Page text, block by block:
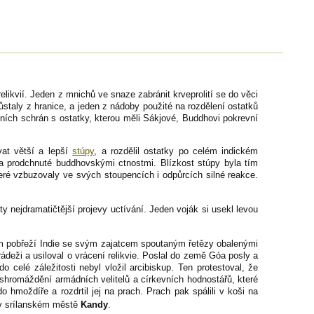
Jeden z mnichů ve snaze zabránit krveprolití se do věci
z hranice, a jeden z nádoby použité na rozdělení ostatků
schrán s ostatky, kterou měli Sákjové, Buddhovi pokrevní
větší a lepšístúpy, a rozdělil ostatky po celém indickém
buddhovskými ctnostmi. Blízkost stúpy byla tím
vzbuzovaly ve svých stoupencích i odpůrcích silné reakce.
nejdramatičtější projevy uctívání. Jeden voják si usekl levou
pobřeží Indie se svým zajatcem spoutaným řetězy obalenými
a usiloval o vrácení relikvie. Poslal do země Góa posly a
celé záležitosti nebyl vložil arcibiskup. Ten protestoval, že
armádních velitelů a církevních hodnostářů, které
hmoždíře a rozdrtil jej na prach. Prach pak spálili v koši na
srílanském městě Kandy.